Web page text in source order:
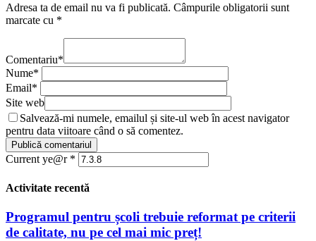
Adresa ta de email nu va fi publicată. Câmpurile obligatorii sunt
marcate cu *
Comentariu*
Nume*
Email*
Site web
Salvează-mi numele, emailul și site-ul web în acest navigator
pentru data viitoare când o să comentez.
Current ye@r *
Activitate recentă
Programul pentru școli trebuie reformat pe criterii
de calitate, nu pe cel mai mic preț!